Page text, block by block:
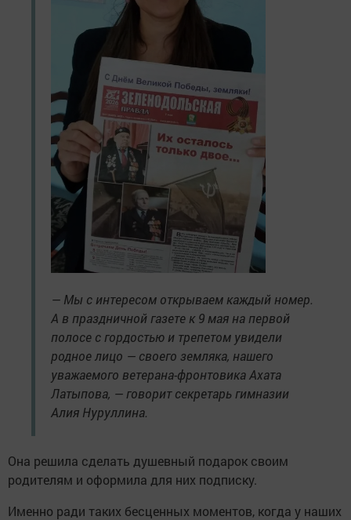
— Мы с интересом открываем каждый номер.
А в праздничной газете к 9 мая на первой
полосе с гордостью и трепетом увидели
родное лицо — своего земляка, нашего
уважаемого ветерана-фронтовика Ахата
Латыпова, — говорит секретарь гимназии
Алия Нуруллина.
Она решила сделать душевный подарок своим
родителям и оформила для них подписку.
Именно ради таких бесценных моментов, когда у наших